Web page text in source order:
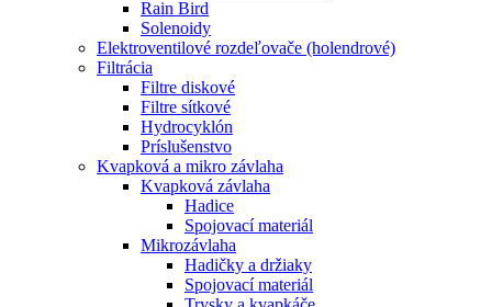
Rain Bird
Solenoidy
Elektroventilové rozdeľovače (holendrové)
Filtrácia
Filtre diskové
Filtre sítkové
Hydrocyklón
Príslušenstvo
Kvapková a mikro závlaha​
Kvapková závlaha
Hadice
Spojovací materiál
Mikrozávlaha
Hadičky a držiaky
Spojovací materiál